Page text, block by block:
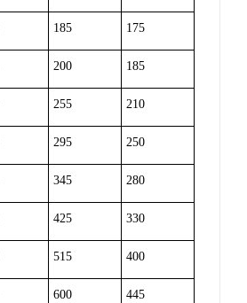
185 175
200 185
255 210
295 250
345 280
425 330
515 400
600 445